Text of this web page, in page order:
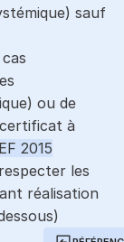
sauf
ou de
à
2015
les
réalisation